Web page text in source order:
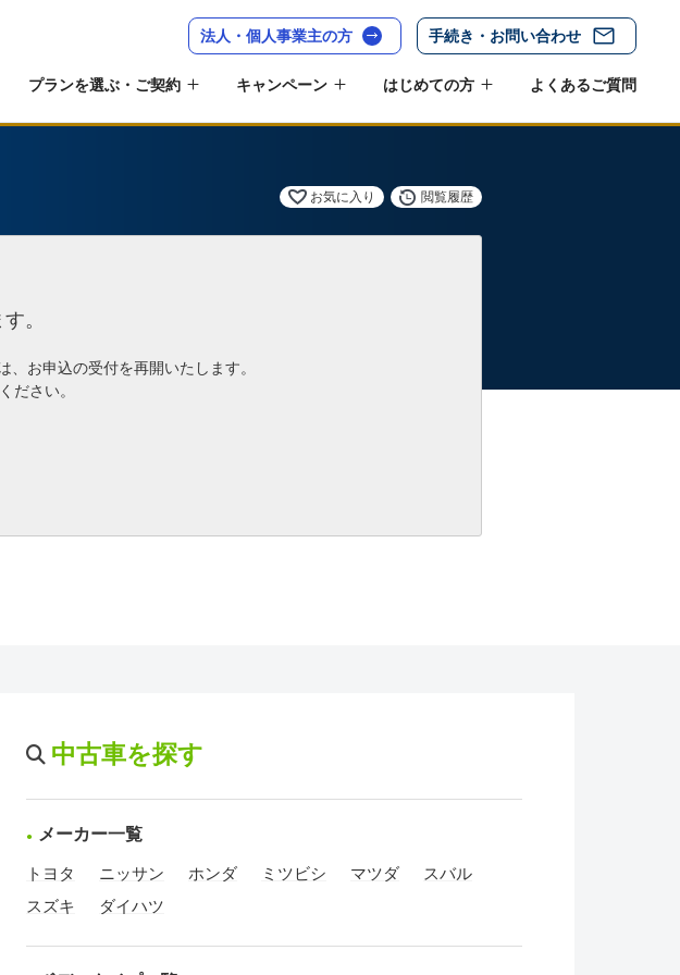
法人・個人事業主の方 手続き・お問い合わせ
プランを選ぶ・ご契約 キャンペーン はじめての方 よくあるご質問
お気に入り 閲覧履歴
。
お申込の受付を再開いたします。
ださい。
中古車を探す
メーカー一覧
トヨタ ニッサン ホンダ ミツビシ マツダ
スバル
スズキ
ダイハツ